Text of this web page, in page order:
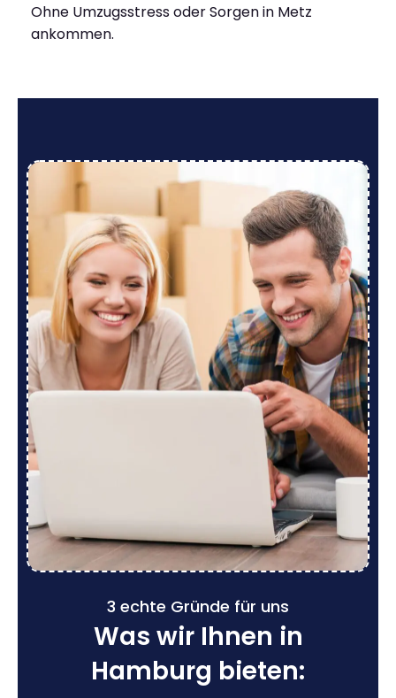
Ohne Umzugsstress oder Sorgen in Metz
ankommen.
3 echte Gründe für uns
Was wir Ihnen in
Hamburg bieten: